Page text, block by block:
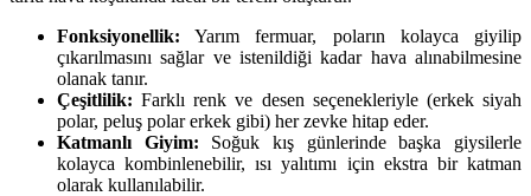
Fonksiyonellik: Yarım fermuar, poların kolayca giyilip
çıkarılmasını sağlar ve istenildiği kadar hava alınabilmesine
olanak tanır.
Çeşitlilik: Farklı renk ve desen seçenekleriyle (erkek siyah
polar, peluş polar erkek gibi) her zevke hitap eder.
Katmanlı Giyim: Soğuk kış günlerinde başka giysilerle
kolayca kombinlenebilir, ısı yalıtımı için ekstra bir katman
olarak kullanılabilir.